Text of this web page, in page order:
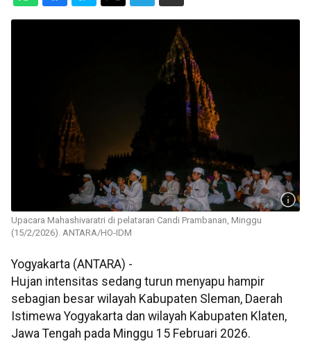
Upacara Mahashivaratri di pelataran Candi Prambanan, Minggu
(15/2/2026). ANTARA/HO-IDM
Yogyakarta (ANTARA) -
Hujan intensitas sedang turun menyapu hampir
sebagian besar wilayah Kabupaten Sleman, Daerah
Istimewa Yogyakarta dan wilayah Kabupaten Klaten,
Jawa Tengah pada Minggu 15 Februari 2026.